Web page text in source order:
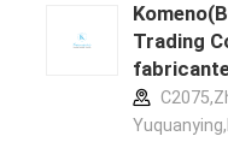
Trading